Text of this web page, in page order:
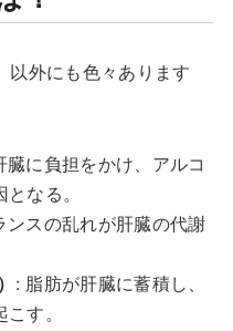
以外にも色々あります
臓に負担をかけ、アルコ
なる。
ンスの乱れが肝臓の代謝
: 脂肪が肝臓に蓄積し、
す。